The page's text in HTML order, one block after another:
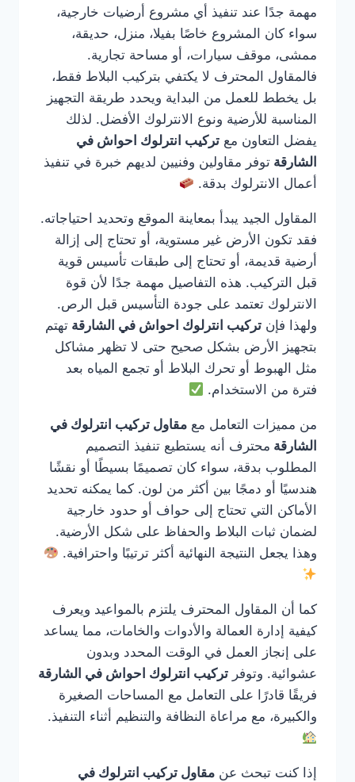
مهمة جدًا عند تنفيذ أي مشروع أرضيات خارجية،
سواء كان المشروع خاصًا بفيلا، منزل، حديقة،
ممشى، موقف سيارات، أو مساحة تجارية.
فالمقاول المحترف لا يكتفي بتركيب البلاط فقط،
بل يخطط للعمل من البداية ويحدد طريقة التجهيز
المناسبة للأرضية ونوع الانترلوك الأفضل. لذلك
يفضل التعاون مع تركيب انترلوك احواش في
الشارقة توفر مقاولين وفنيين لديهم خبرة في تنفيذ
أعمال الانترلوك بدقة.
المقاول الجيد يبدأ بمعاينة الموقع وتحديد احتياجاته.
فقد تكون الأرض غير مستوية، أو تحتاج إلى إزالة
أرضية قديمة، أو تحتاج إلى طبقات تأسيس قوية
قبل التركيب. هذه التفاصيل مهمة جدًا لأن قوة
الانترلوك تعتمد على جودة التأسيس قبل الرص.
ولهذا فإن تركيب انترلوك احواش في الشارقة تهتم
بتجهيز الأرض بشكل صحيح حتى لا تظهر مشاكل
مثل الهبوط أو تحرك البلاط أو تجمع المياه بعد
فترة من الاستخدام.
من مميزات التعامل مع مقاول تركيب انترلوك في
الشارقة محترف أنه يستطيع تنفيذ التصميم
المطلوب بدقة، سواء كان تصميمًا بسيطًا أو نقشًا
هندسيًا أو دمجًا بين أكثر من لون. كما يمكنه تحديد
الأماكن التي تحتاج إلى حواف أو حدود خارجية
لضمان ثبات البلاط والحفاظ على شكل الأرضية.
وهذا يجعل النتيجة النهائية أكثر ترتيبًا واحترافية.
كما أن المقاول المحترف يلتزم بالمواعيد ويعرف
كيفية إدارة العمالة والأدوات والخامات، مما يساعد
على إنجاز العمل في الوقت المحدد وبدون
عشوائية. وتوفر تركيب انترلوك احواش في الشارقة
فريقًا قادرًا على التعامل مع المساحات الصغيرة
والكبيرة، مع مراعاة النظافة والتنظيم أثناء التنفيذ.
إذا كنت تبحث عن مقاول تركيب انترلوك في